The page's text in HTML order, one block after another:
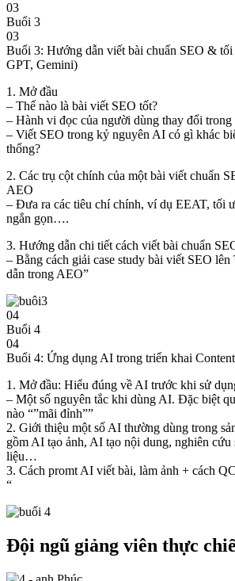
03
Buổi 3
03
Buổi 3: Hướng dẫn viết bài chuẩn SEO &
GPT, Gemini)
1. Mở đầu
– Thế nào là bài viết SEO tốt?
– Hành vi đọc của người dùng thay đổi
– Viết SEO trong kỷ nguyên AI có gì khác
thống?
2. Các trụ cột chính của một bài viết chuẩn
AEO
– Đưa ra các tiêu chí chính, ví dụ EEAT, tối
ngắn gọn….
3. Hướng dẫn chi tiết cách viết bài chuẩn
– Bằng cách giải case study bài viết SEO
dẫn trong AEO”
04
Buổi 4
04
Buổi 4: Ứng dụng AI trong triển khai
1. Mở đầu: Hiểu đúng về AI trước khi sử
– Một số nguyên tắc khi dùng AI. Đặc biệt
nào “”mãi đỉnh””
2. Giới thiệu một số AI thường dùng trong
gồm AI tạo ảnh, AI tạo nội dung, nghiên cứu
liệu…
3. Cách promt AI viết bài, làm ảnh + cách
“
Đội ngũ giảng viên thực